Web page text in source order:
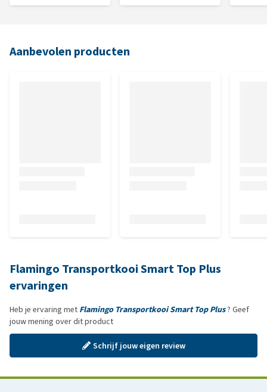
Aanbevolen producten
Flamingo Transportkooi Smart Top Plus
ervaringen
Heb je ervaring met Flamingo Transportkooi Smart Top Plus? Geef
jouw mening over dit product
Schrijf jouw eigen review